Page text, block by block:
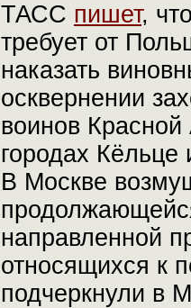
ТАСС пишет,
требует от
наказать
осквернении
воинов
городах Кёльце
В Москве
направленной
относящихся к
подчеркнули в